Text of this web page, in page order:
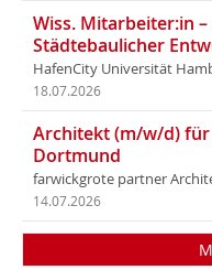
Wiss. Mitarbeiter:in
Städtebaulicher
HafenCity Universität
18.07.2026
Architekt (m/w/d) für
Dortmund
farwickgrote partner
14.07.2026